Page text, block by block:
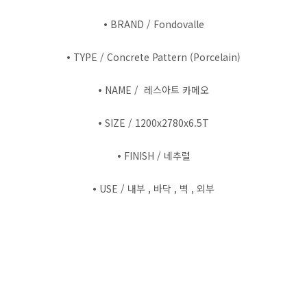
• BRAND / Fondovalle
• TYPE / Concrete Pattern (Porcelain)
• NAME / 레스아트 카메오
• SIZE / 1200x2780x6.5T
• FINISH / 네추럴
• USE / 내부 , 바닥 , 벽 , 외부